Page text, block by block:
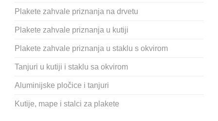
Plakete zahvale priznanja na drvetu
Plakete zahvale priznanja u kutiji
Plakete zahvale priznanja u staklu s okvirom
Tanjuri u kutiji i staklu sa okvirom
Aluminijske pločice i tanjuri
Kutije, mape i stalci za plakete